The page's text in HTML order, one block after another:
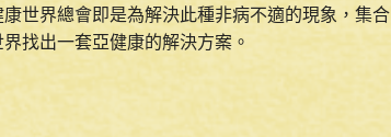
世界總會即是為解決此種非病不適的現象，集合
找出一套亞健康的解決方案。